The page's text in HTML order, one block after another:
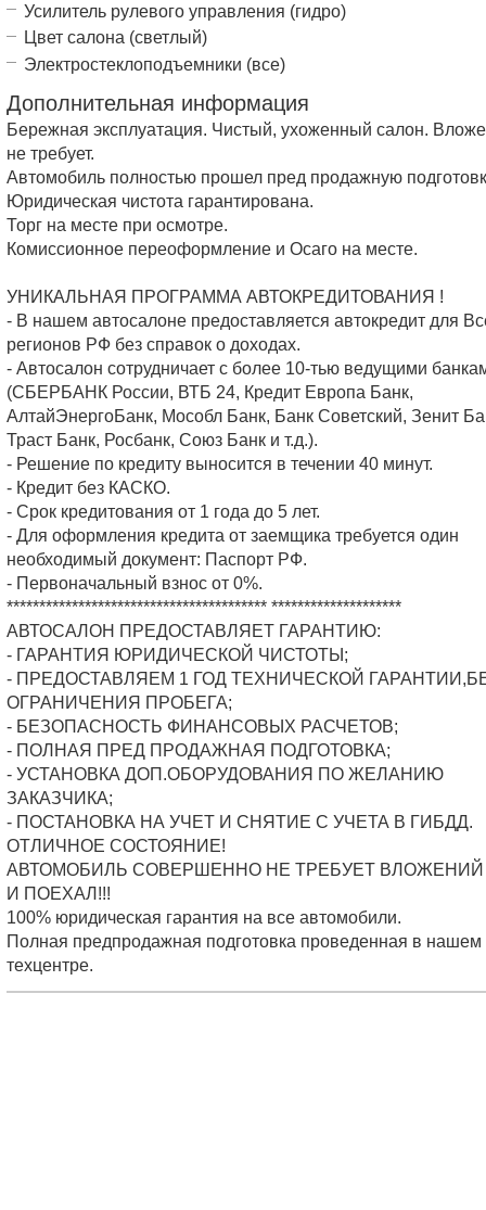
Усилитель рулевого управления (гидро)
Цвет салона (светлый)
Электростеклоподъемники (все)
Дополнительная информация
Бережная эксплуатация. Чистый, ухоженный салон.
не требует.
Автомобиль полностью прошел пред продажную
Юридическая чистота гарантирована.
Торг на месте при осмотре.
Комиссионное переоформление и Осаго на месте.
УНИКАЛЬНАЯ ПРОГРАММА АВТОКРЕДИТОВАНИЯ !
- В нашем автосалоне предоставляется автокредит для
регионов РФ без справок о доходах.
- Автосалон сотрудничает с более 10-тью ведущими
(СБЕРБАНК России, ВТБ 24, Кредит Европа Банк,
АлтайЭнергоБанк, Мособл Банк, Банк Советский, Зенит
Траст Банк, Росбанк, Союз Банк и т.д.).
- Решение по кредиту выносится в течении 40 минут.
- Кредит без КАСКО.
- Срок кредитования от 1 года до 5 лет.
- Для оформления кредита от заемщика требуется один
необходимый документ: Паспорт РФ.
- Первоначальный взнос от 0%.
**************************************** ********************
АВТОСАЛОН ПРЕДОСТАВЛЯЕТ ГАРАНТИЮ:
- ГАРАНТИЯ ЮРИДИЧЕСКОЙ ЧИСТОТЫ;
- ПРЕДОСТАВЛЯЕМ 1 ГОД ТЕХНИЧЕСКОЙ
ОГРАНИЧЕНИЯ ПРОБЕГА;
- БЕЗОПАСНОСТЬ ФИНАНСОВЫХ РАСЧЕТОВ;
- ПОЛНАЯ ПРЕД ПРОДАЖНАЯ ПОДГОТОВКА;
- УСТАНОВКА ДОП.ОБОРУДОВАНИЯ ПО ЖЕЛАНИЮ
ЗАКАЗЧИКА;
- ПОСТАНОВКА НА УЧЕТ И СНЯТИЕ С УЧЕТА В ГИБДД.
ОТЛИЧНОЕ СОСТОЯНИЕ!
АВТОМОБИЛЬ СОВЕРШЕННО НЕ ТРЕБУЕТ ВЛОЖЕНИЙ
И ПОЕХАЛ!!!
100% юридическая гарантия на все автомобили.
Полная предпродажная подготовка проведенная в нашем
техцентре.